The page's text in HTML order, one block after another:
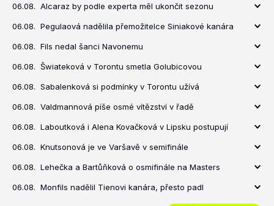
06.08. Alcaraz by podle experta měl ukončit sezonu
06.08. Pegulaová nadělila přemožitelce Siniakové kanára
06.08. Fils nedal šanci Navonemu
06.08. Šwiateková v Torontu smetla Golubicovou
06.08. Sabalenková si podmínky v Torontu užívá
06.08. Valdmannová píše osmé vítězství v řadě
06.08. Laboutková i Alena Kovačková v Lipsku postupují
06.08. Knutsonová je ve Varšavě v semifinále
06.08. Lehečka a Bartůňková o osmifinále na Masters
06.08. Monfils nadělil Tienovi kanára, přesto padl